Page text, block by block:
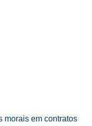
morais em contratos